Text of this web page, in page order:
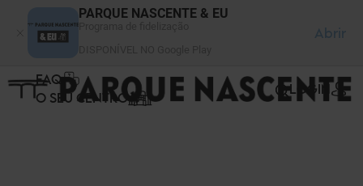
PARQUE NASCENTE & EU
Abrir
FAQ
O SEU CENTRO
LOGIN
Painel de Gerenciamento de Cookies